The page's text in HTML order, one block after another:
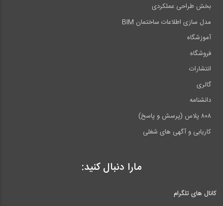
بخش طراحی عملکردی
مدل سازی اطلاعات ساختمان BIM
آموزشگاه
فروشگاه
انتشارات
گالری
دانشنامه
۸۰۸ پلاس (پرسش و پاسخ)
کاریابی و آگهی های شغلی
مارا دنبال کنید:
کانال های تلگرام